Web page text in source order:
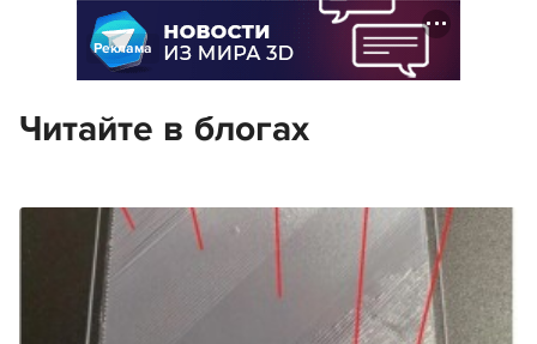
Реклама
Читайте в блогах